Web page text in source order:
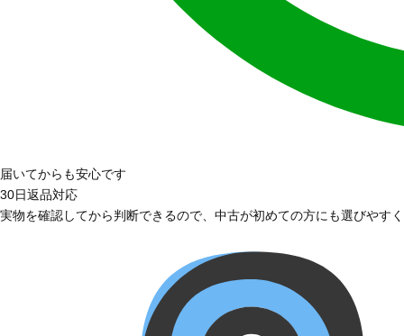
届いてからも安心です
30日返品対応
実物を確認してから判断できるので、中古が初めての方にも選びやす